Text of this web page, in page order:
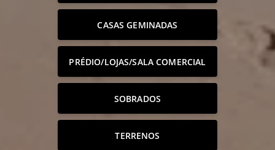
CASAS GEMINADAS
PRÉDIO/LOJAS/SALA COMERCIAL
SOBRADOS
TERRENOS